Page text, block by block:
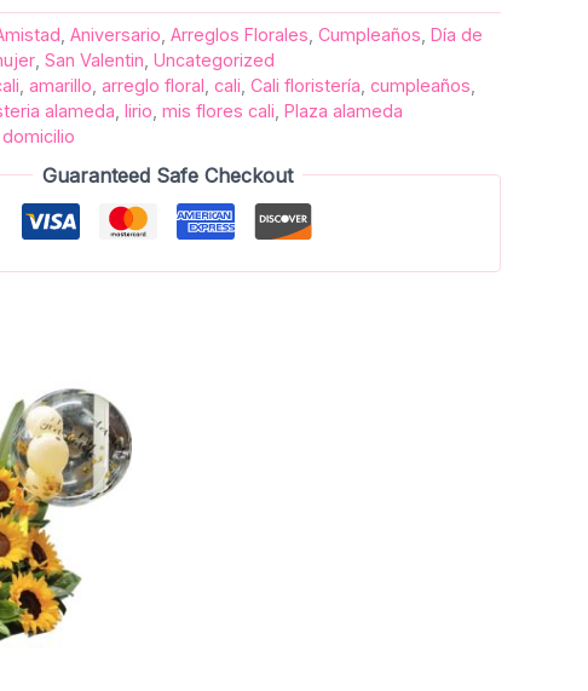
Aniversario Arreglos Florales Cumpleaños Día de
San Valentin Uncategorized
amarillo arreglo floral cali Cali floristería cumpleaños
alameda lirio mis flores cali Plaza alameda
Guaranteed Safe Checkout